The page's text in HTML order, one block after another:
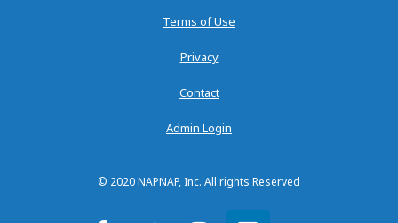
Terms of Use
Privacy
Contact
Admin Login
© 2020 NAPNAP, Inc. All rights Reserved